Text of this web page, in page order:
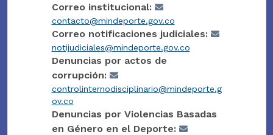
Correo institucional:
contacto@mindeporte.gov.co
Correo notificaciones judiciales:
notijudiciales@mindeporte.gov.co
Denuncias por actos de
corrupción:
controlinternodisciplinario@mindeporte.g
ov.co
Denuncias por Violencias Basadas
en Género en el Deporte: